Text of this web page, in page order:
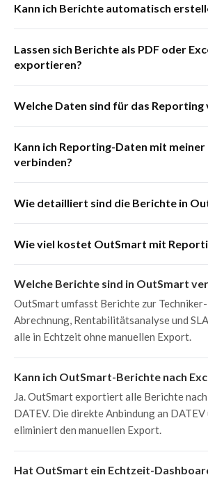
Teamleistung, Materialverbrauch, Umsatz,
und Kundenzufriedenheit. Alle Berichte
Mitarbeiter und Kunde filterbar.
Kann ich Berichte automatisch
erstellen und per E-Mail versenden — zum
wöchentliche Stundenberichte oder
Lassen sich Berichte als PDF oder
exportieren?
Excel exportieren — für Buchhaltung,
Kundenpräsentationen.
Welche Daten sind für das
und Kundenbewertungen stehen für
Kann ich Reporting-Daten mit
verbinden?
Exact Online, AFAS, SnelStart, Moneybird
tiefere Analysen ist eine Power BI-
Wie detailliert sind die Berichte in
Kosten pro einzelnem Auftrag, pro Kunde
Mitarbeiter. Aggregierte Berichte auf
Jahresebene sind ebenfalls verfügbar.
Wie viel kostet OutSmart mit
€168/Jahr (€14/Monat pro Nutzer). 14
testen, keine Kreditkarte nötig.
Welche Berichte sind in OutSmart
OutSmart umfasst Berichte zur
Abrechnung, Rentabilitätsanalyse und
alle in Echtzeit ohne manuellen Export.
Kann ich OutSmart-Berichte nach
Ja. OutSmart exportiert alle Berichte nach
DATEV. Die direkte Anbindung an
eliminiert den manuellen Export.
Hat OutSmart ein Echtzeit-